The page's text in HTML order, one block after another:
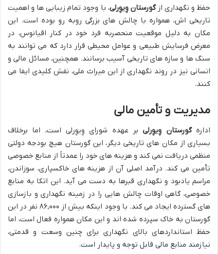
حفظ و نگهداری ازگورستان وِیوِرلی، با وجود تمام زیبایی ها و اهمیت
تاریخی اش، همواره با چالش های بزرگی روبه رو بوده است. این
مکان به دلیل موقعیت منحصربه فرد خود در کنار اقیانوس، در
معرض فرسایش طبیعی و عوامل محیطی قرار دارد که می توانند به
سنگ ها و سازه های تاریخی آسیب برسانند. همچنین، مسائل مالی و
انسانی نیز در روند نگهداری از این میراث ملی، نقش کلیدی ایفا می
کنند.
مدیریت و تأمین مالی
ادارهگورستان وِیوِرلیبر عهده شورای وِیوِرلی است، اما برخلاف
بسیاری از مکان های تاریخی دیگر، این گورستان هیچ بودجه دولتی
منظمی دریافت نمی کند و هزینه های خود را عمدتاً از منابع خصوصی
تأمین می کند. درآمد اصلی آن از هزینه های خاکسپاری، سوزاندن،
مراسم یادبود و نگهداری قبرها به دست می آید. این اتکا به منابع
خصوصی، گاهی اوقات چالش هایی را در زمینه نگهداری و بازسازی
های گسترده ایجاد می کند. با وجود اینکه بیش از ۸۶,۰۰۰ نفر در این
گورستان به خاک سپرده شده اند و این مکان همواره فعال است، اما
حفظ استانداردهای بالای نگهداری برای چنین وسعت و قدمتی،
نیازمند منابع مالی قابل توجه و پایدار است.